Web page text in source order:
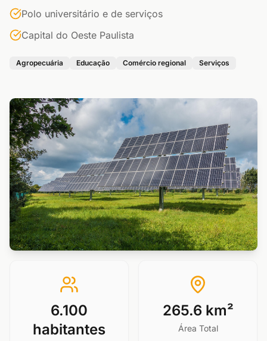
Polo universitário e de serviços
Capital do Oeste Paulista
Agropecuária Educação Comércio regional Serviços
6.100
habitantes
265.6 km²
Área Total